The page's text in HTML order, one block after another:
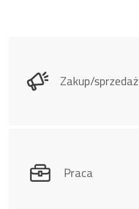
Zakup/sprzedaż
Praca